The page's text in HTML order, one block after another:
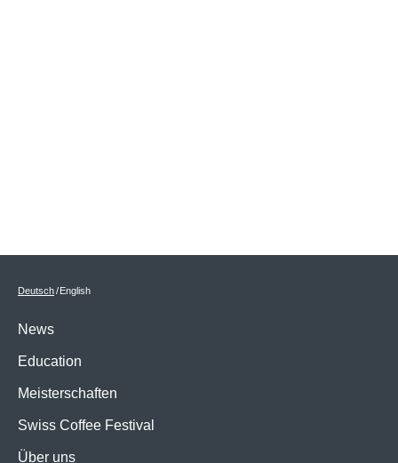
News
Education
Meisterschaften
Swiss Coffee Festival
Über uns
Deutsch English